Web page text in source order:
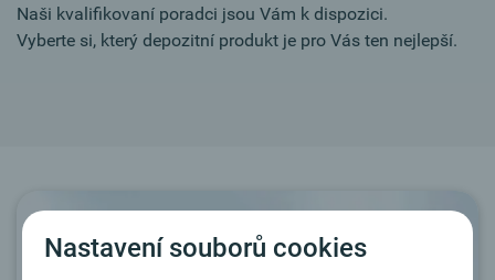
Naši kvalifikovaní poradci jsou Vám k dispozici.
Vyberte si, který depozitní produkt je pro Vás ten nejlepší.
Nastavení souborů cookies